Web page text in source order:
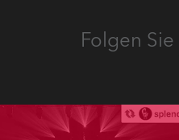
Folgen Sie